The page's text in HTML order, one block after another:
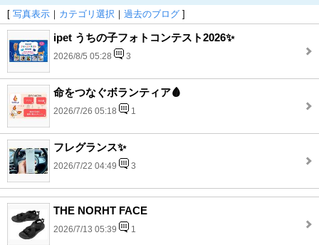
[ 写真表示 ｜ カテゴリ選択 ｜ 過去のブログ ]
ipet うちの子フォトコンテスト2026✨
2026/8/5 05:28 3
命をつなぐボランティア🩸
2026/7/26 05:18 1
フレグランス✨
2026/7/22 04:49 3
THE NORHT FACE
2026/7/13 05:39 1